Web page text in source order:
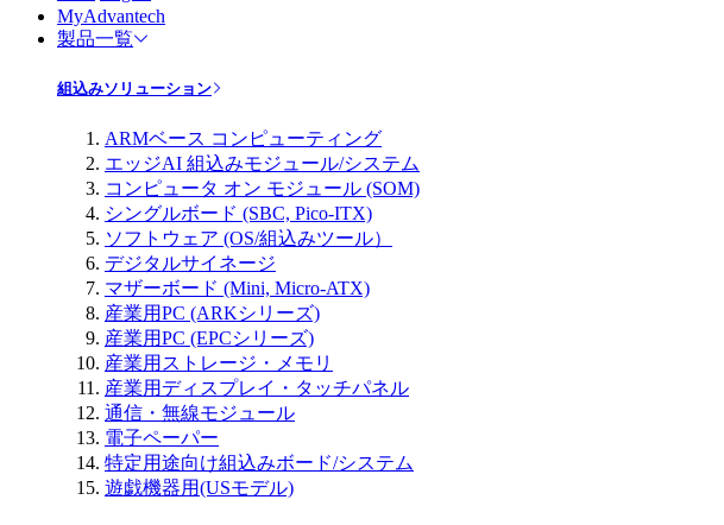
MyAdvantech
製品一覧
組込みソリューション
ARMベース コンピューティング
エッジAI 組込みモジュール/システム
コンピュータ オン モジュール (SOM)
シングルボード (SBC, Pico-ITX)
ソフトウェア (OS/組込みツール）
デジタルサイネージ
マザーボード (Mini, Micro-ATX)
産業用PC (ARKシリーズ)
産業用PC (EPCシリーズ)
産業用ストレージ・メモリ
産業用ディスプレイ・タッチパネル
通信・無線モジュール
電子ペーパー
特定用途向け組込みボード/システム
遊戯機器用(USモデル)